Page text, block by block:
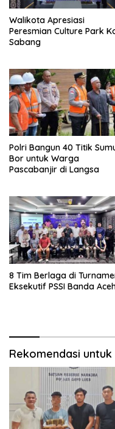
Walikota Apresiasi
Peresmian Culture Park
Sabang
Polri Bangun 40 Titik
Bor untuk Warga
Pascabanjir di Langsa
8 Tim Berlaga di
Eksekutif PSSI Banda
Rekomendasi untuk